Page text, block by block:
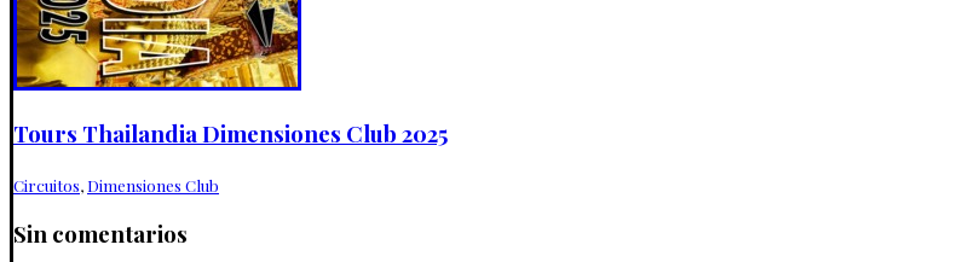
Tours Thailandia Dimensiones Club 2025
Circuitos, Dimensiones Club
Sin comentarios